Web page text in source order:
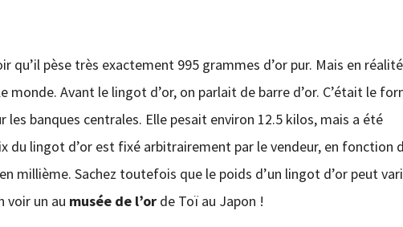
qu’il pèse très exactement 995 grammes d’or pur. Mais en
Avant le lingot d’or, on parlait de barre d’or. C’était le
banques centrales. Elle pesait environ 12.5 kilos, mais a été
du lingot d’or est fixé arbitrairement par le vendeur, en fonction
millième. Sachez toutefois que le poids d’un lingot d’or peut
voir un au musée de l’orde Toï au Japon !